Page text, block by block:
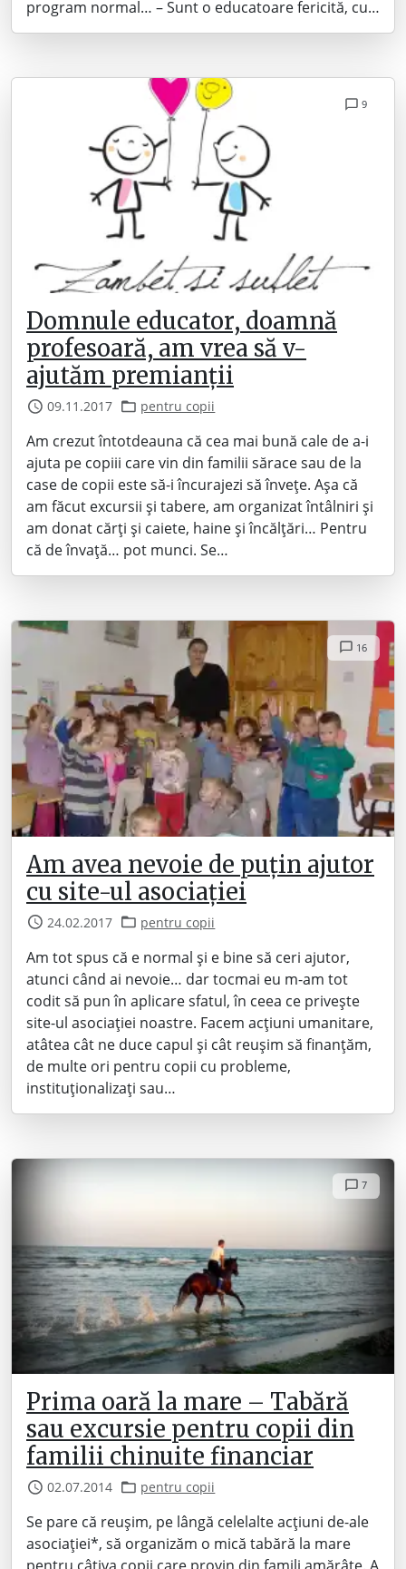
program normal… – Sunt o educatoare fericită, cu…
9
Domnule educator, doamnă
profesoară, am vrea să v-
ajutăm premianții
09.11.2017 pentru copii
Am crezut întotdeauna că cea mai bună cale de a-i
ajuta pe copiii care vin din familii sărace sau de la
case de copii este să-i încurajezi să învețe. Așa că
am făcut excursii și tabere, am organizat întâlniri și
am donat cărți și caiete, haine și încălțări… Pentru
că de învață… pot munci. Se…
16
Am avea nevoie de puțin ajutor
cu site-ul asociației
24.02.2017 pentru copii
Am tot spus că e normal și e bine să ceri ajutor,
atunci când ai nevoie… dar tocmai eu m-am tot
codit să pun în aplicare sfatul, în ceea ce privește
site-ul asociației noastre. Facem acțiuni umanitare,
atâtea cât ne duce capul și cât reușim să finanțăm,
de multe ori pentru copii cu probleme,
instituționalizați sau…
7
Prima oară la mare – Tabără
sau excursie pentru copii din
familii chinuite financiar
02.07.2014 pentru copii
Se pare că reușim, pe lângă celelalte acțiuni de-ale
asociației*, să organizăm o mică tabără la mare